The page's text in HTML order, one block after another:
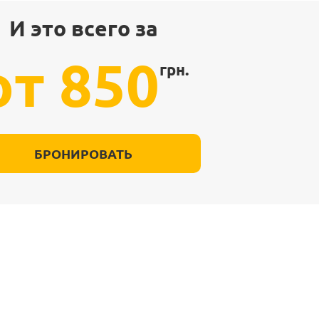
И это всего за
850грн.